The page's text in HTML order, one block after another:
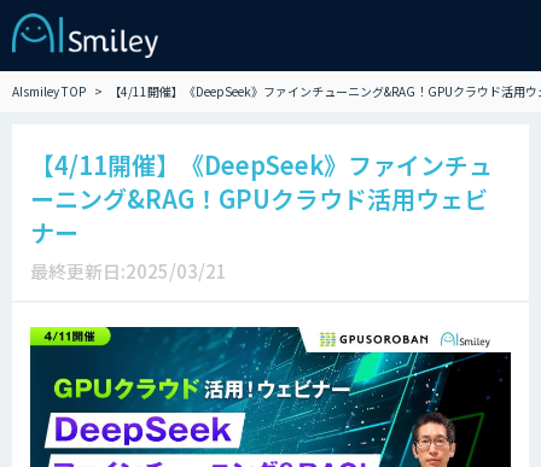
AIsmiley TOP 【4/11開催】《DeepSeek》ファインチューニング&RAG！GPUクラウド活用
【4/11開催】《DeepSeek》ファインチュ
ーニング&RAG！GPUクラウド活用ウェビ
ナー
最終更新日:2025/03/21